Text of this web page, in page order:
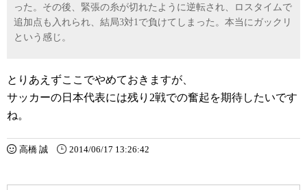
った。その後、緊張の糸が切れたように逆転され、ロスタイムで
追加点も入れられ、結局3対1で負けてしまった。本当にガックリ
という感じ。
とりあえずここでやめておきますが、
サッカーの日本代表には残り2戦での奮起を期待したいです
ね。
高橋 誠 2014/06/17 13:26:42